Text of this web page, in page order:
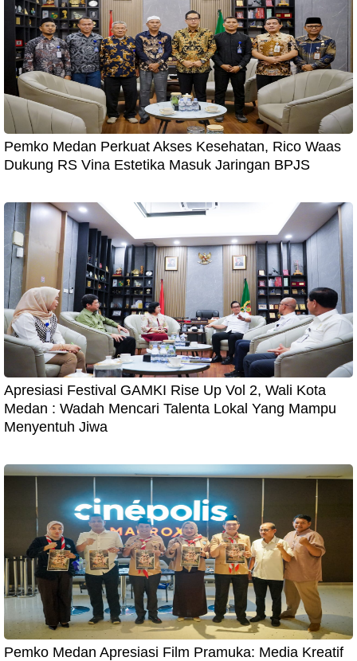
Pemko Medan Perkuat Akses Kesehatan, Rico Waas
Dukung RS Vina Estetika Masuk Jaringan BPJS
Apresiasi Festival GAMKI Rise Up Vol 2, Wali Kota
Medan : Wadah Mencari Talenta Lokal Yang Mampu
Menyentuh Jiwa
Pemko Medan Apresiasi Film Pramuka: Media Kreatif